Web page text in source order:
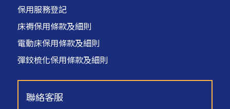
保用服務登記
床褥保用條款及細則
電動床保用條款及細則
彈鉸梳化保用條款及細則
聯絡客服